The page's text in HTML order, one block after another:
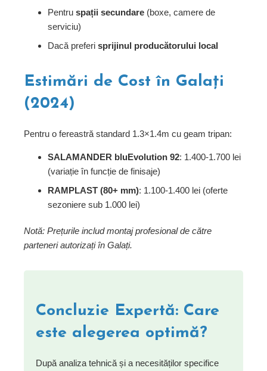
Pentruspații secundare (boxe, camere de
serviciu)
Dacă preferisprijinul producătorului local
Estimări de Cost în Galați
(2024)
Pentru o fereastră standard 1.3×1.4m cu geam tripan:
SALAMANDER bluEvolution 92: 1.400-1.700 lei
(variație în funcție de finisaje)
RAMPLAST (80+ mm): 1.100-1.400 lei (oferte
sezoniere sub 1.000 lei)
Notă: Prețurile includ montaj profesional de către
parteneri autorizați în Galați.
Concluzie Expertă: Care
este alegerea optimă?
După analiza tehnică și a necesităților specifice